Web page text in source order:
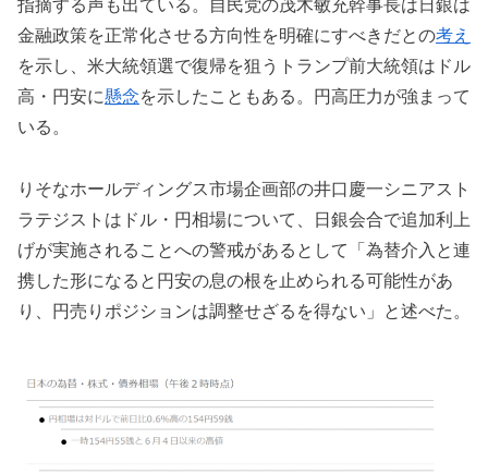
指摘する声も出ている。自民党の茂木敏充幹事長は日銀は
金融政策を正常化させる方向性を明確にすべきだとの考え
を示し、米大統領選で復帰を狙うトランプ前大統領はドル
高・円安に懸念を示したこともある。円高圧力が強まって
いる。
りそなホールディングス市場企画部の井口慶一シニアスト
ラテジストはドル・円相場について、日銀会合で追加利上
げが実施されることへの警戒があるとして「為替介入と連
携した形になると円安の息の根を止められる可能性があ
り、円売りポジションは調整せざるを得ない」と述べた。